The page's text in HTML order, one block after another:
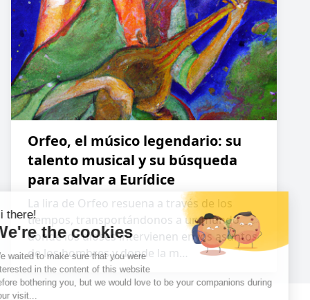
Orfeo, el músico legendario: su
talento musical y su búsqueda
para salvar a Eurídice
La lira de Orfeo resuena a través de los
tiempos, transportándonos a un mundo
donde los dioses intervienen en los asuntos
de los hombres y donde la m…